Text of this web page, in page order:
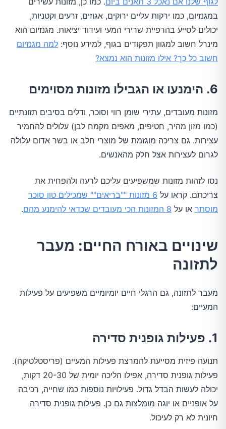
במגנזיום, כמו ירקות עליים ירוקים, אגוזים, זרעים וקטניות,
יכולים לסייע בהרפיית שרירי המעי ועידוד יציאות. מגנזיום הוא
מינרל חשוב למגוון תפקודים בגוף, למידע נוסף: למה מגנזיום
חשוב כל כך? אילו מזונות הוא נמצא?
6. הימנעו או הגבילו מזונות מסוימים
מזונות מעובדים, עתירי שומן רווי וסוכר, ודלים בסיבים תזונתיים
(כמו מזון מהיר, חטיפים, מאפים מקמח לבן) עלולים להחמיר
עצירות. גם צריכה מוגזמת של מוצרי חלב או בשר אדום עלולה
לגרום לעצירות אצל חלק מהאנשים.
נסו לזהות מזונות שמשפיעים עליכם לרעה ולהפחית את
צריכתם. קראו על
6 מזונות ""בריאים"" שמכילים טון סוכר
מוסתר או על 8 המזונות הכי מעובדים שכדאי להימנע מהם .
שינויים באורח החיים: מעבר
לתזונה
מעבר לתזונה, גם הרגלי חיים יומיומיים משפיעים על פעילות
המעיים:
1. פעילות גופנית סדירה
תנועה פיזית מסייעת להמרצת פעילות המעיים (פריסטלטיקה).
פעילות גופנית סדירה, אפילו הליכה יומית של 20-30 דקות,
יכולה לעשות הבדל גדול. פעילויות נוספות כמו שחייה, רכיבה
על אופניים או יוגה מומלצות גם כן. פעילות גופנית סדירה
חיונית לא רק לעיכול.